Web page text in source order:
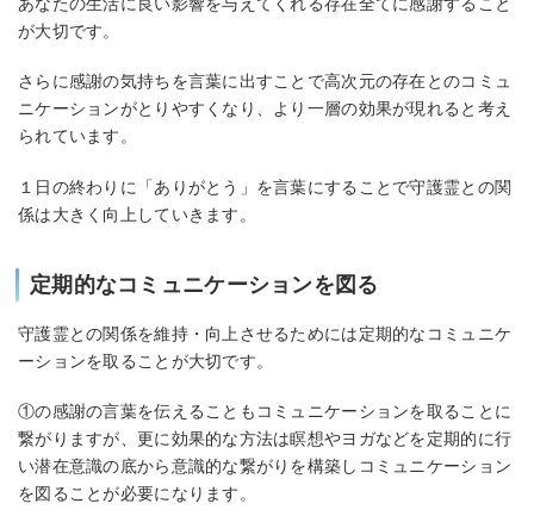
が大切です。
さらに感謝の気持ちを言葉に出すことで高次元の存在とのコミュ
ニケーションがとりやすくなり、より一層の効果が現れると考え
られています。
１日の終わりに「ありがとう」を言葉にすることで守護霊との関
係は大きく向上していきます。
定期的なコミュニケーションを図る
守護霊との関係を維持・向上させるためには定期的なコミュニケ
ーションを取ることが大切です。
①の感謝の言葉を伝えることもコミュニケーションを取ることに
繋がりますが、更に効果的な方法は瞑想やヨガなどを定期的に行
い潜在意識の底から意識的な繋がりを構築しコミュニケーション
を図ることが必要になります。